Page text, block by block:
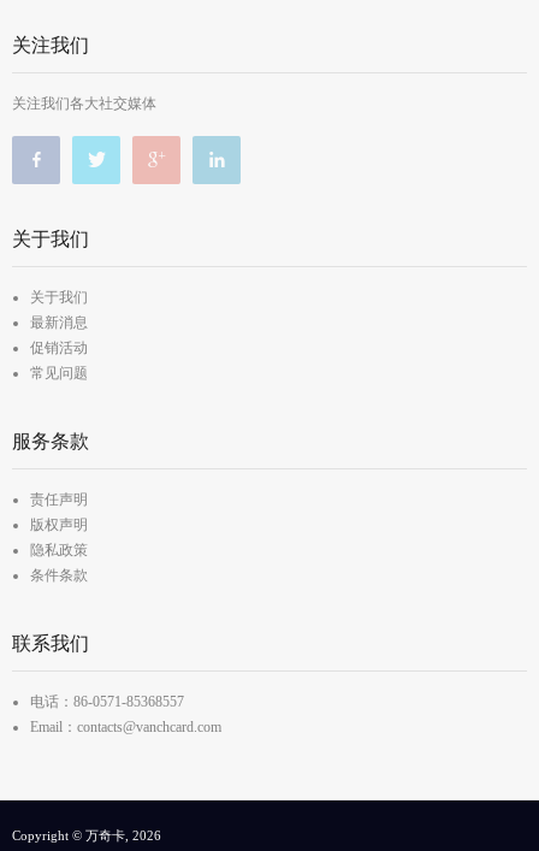
关注我们
关注我们各大社交媒体
关于我们
关于我们
最新消息
促销活动
常见问题
服务条款
责任声明
版权声明
隐私政策
条件条款
联系我们
电话：86-0571-85368557
Email：contacts@vanchcard.com
Copyright © 万奇卡, 2026